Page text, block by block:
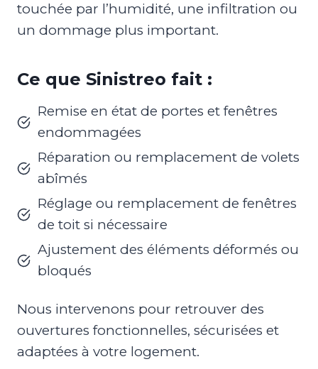
touchée par l’humidité, une infiltration ou
un dommage plus important.
Ce que Sinistreo fait :
Remise en état de portes et fenêtres
endommagées
Réparation ou remplacement de volets
abîmés
Réglage ou remplacement de fenêtres
de toit si nécessaire
Ajustement des éléments déformés ou
bloqués
Nous intervenons pour retrouver des
ouvertures fonctionnelles, sécurisées et
adaptées à votre logement.